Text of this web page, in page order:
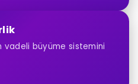
vadeli büyüme sistemini